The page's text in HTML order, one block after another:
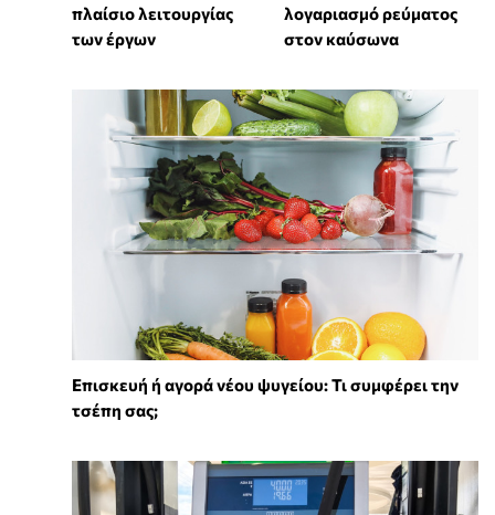
πλαίσιο λειτουργίας
των έργων
λογαριασμό ρεύματος
στον καύσωνα
Επισκευή ή αγορά νέου ψυγείου: Τι συμφέρει την
τσέπη σας;